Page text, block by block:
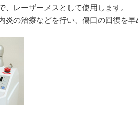
、レーザーメスとして使用します。
炎の治療などを行い、傷口の回復を早